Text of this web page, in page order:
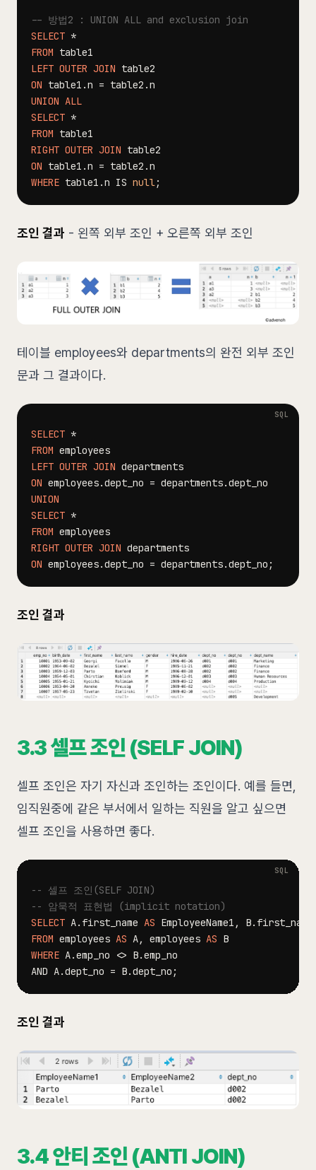
-- 방법2 : UNION ALL and exclusion join
SELECT *
FROM
LEFT OUTER JOIN
ON table1 .n = table2 .
UNION ALL
SELECT *
FROM
RIGHT OUTER JOIN
ON table1 .n = table2 .
WHERE table1 .n IS null;
조인 결과 - 왼쪽 외부 조인 + 오른쪽 외부 조인
테이블 employees와 departments의 완전 외부 조인
문과 그 결과이다.
SELECT *
FROM
LEFT OUTER JOIN
ON employees.dept_no = departments.
UNION
SELECT *
FROM
RIGHT OUTER JOIN
ON employees.dept_no = departments.dept_no ;
조인 결과
3.3 셀프 조인 (SELF JOIN)
셀프 조인은 자기 자신과 조인하는 조인이다. 예를 들면,
임직원중에 같은 부서에서 일하는 직원을 알고 싶으면
셀프 조인을 사용하면 좋다.
-- 셀프 조인(SELF JOIN)
-- 암묵적 표현법 (implicit notation)
SELECT A. first_name AS EmployeeName1 , B.
FROM employees AS A, employees AS
WHERE A.emp_no <> B.
AND A.dept_no = B.dept_no ;
조인 결과
3.4 안티 조인 (ANTI JOIN)